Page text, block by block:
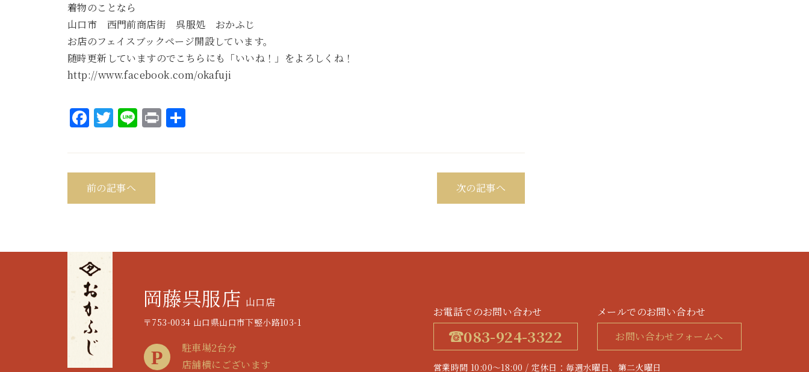
着物のことなら
山口市 西門前商店街呉服処 おかふじ
お店のフェイスブックページ開設しています。
随時更新していますのでこちらにも「いいね！」をよろしくね！
http://www.facebook.com/okafuji
Facebook
Twitter
LinePrint
前の記事へ 次の記事へ
岡藤呉服店 山口店
〒753-0034 山口県山口市下竪小路103-1
駐車場2台分
店舗横にございます
お電話でのお問い合わせ
083-924-3322
メールでのお問い合わせ
お問い合わせフォームへ
営業時間 10:00～18:00 / 定休日：毎週水曜日、第二火曜日